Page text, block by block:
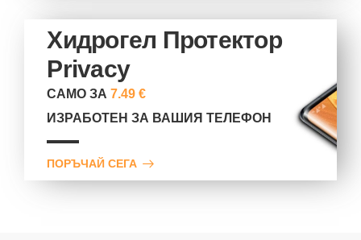
Хидрогел Протектор
Privacy
САМО ЗА7.49 €
ИЗРАБОТЕН ЗА ВАШИЯ ТЕЛЕФОН
ПОРЪЧАЙ СЕГА